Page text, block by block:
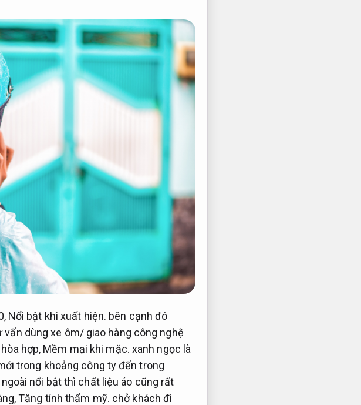
Nổi bật khi xuất hiện. bên cạnh đó
dùng xe ôm/ giao hàng công nghệ
hợp, Mềm mại khi mặc. xanh ngọc là
trong khoảng công ty đến trong
ngoài nổi bật thì chất liệu áo cũng rất
Tăng tính thẩm mỹ. chở khách đi